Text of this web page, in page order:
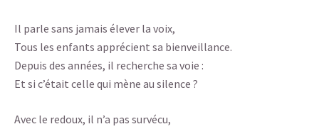
Il parle sans jamais élever la voix,
Tous les enfants apprécient sa bienveillance.
Depuis des années, il recherche sa voie :
Et si c’était celle qui mène au silence ?
Avec le redoux, il n’a pas survécu,